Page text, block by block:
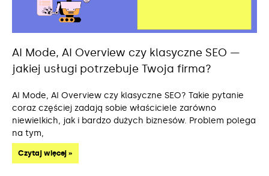
AI Mode, AI Overview czy klasyczne SEO —
jakiej usługi potrzebuje Twoja firma?
AI Mode, AI Overview czy klasyczne SEO? Takie pytanie
coraz częściej zadają sobie właściciele zarówno
niewielkich, jak i bardzo dużych biznesów. Problem polega
na tym,
Czytaj więcej »